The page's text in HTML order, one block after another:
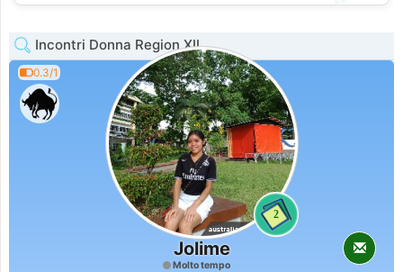
💕
Incontri Donna Region XII
0.3/1
2
Jolime
Molto tempo